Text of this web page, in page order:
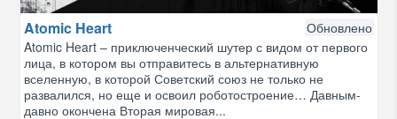
Atomic Heart
Обновлено
Atomic Heart – приключенческий шутер с видом от первого
лица, в котором вы отправитесь в альтернативную
вселенную, в которой Советский союз не только не
развалился, но еще и освоил роботостроение… Давным-
давно окончена Вторая мировая...